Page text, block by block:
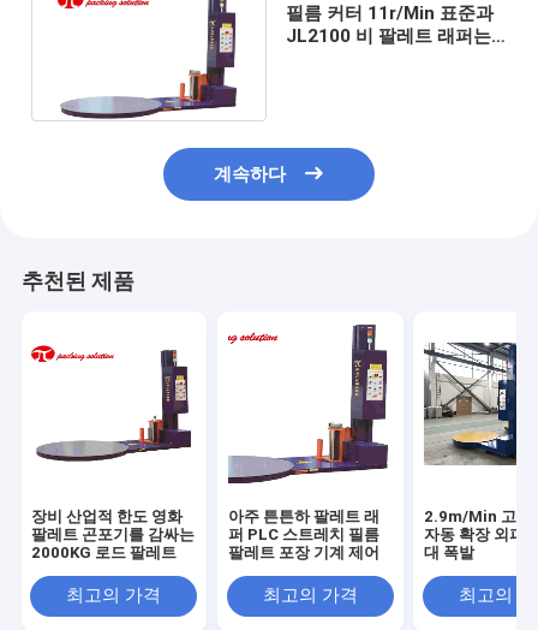
필름 커터 11r/Min 표준과
JL2100 비 팔레트 래퍼는
계속하다
추천된 제품
장비 산업적 한도 영화
팔레트 곤포기를 감싸는
2000KG 로드 팔레트
최고의 가격
아주 튼튼하 팔레트 래
퍼 PLC 스트레치 필름
팔레트 포장 기계 제어
최고의 가격
2.9m/Min 고패
자동 확장 외피
대 폭발
최고의